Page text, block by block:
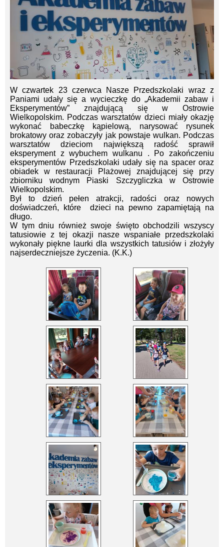
W czwartek 23 czerwca Nasze Przedszkolaki wraz z
Paniami udały się a wycieczkę do „Akademii zabaw i
Eksperymentów” znajdującą się w Ostrowie
Wielkopolskim. Podczas warsztatów dzieci miały okazję
wykonać babeczkę kąpielową, narysować rysunek
brokatowy oraz zobaczyły jak powstaje wulkan. Podczas
warsztatów dzieciom największą radość sprawił
eksperyment z wybuchem wulkanu . Po zakończeniu
eksperymentów Przedszkolaki udały się na spacer oraz
obiadek w restauracji Plażowej znajdującej się przy
zbiorniku wodnym Piaski Szczygliczka w Ostrowie
Wielkopolskim.
Był to dzień pełen atrakcji, radości oraz nowych
doświadczeń, które dzieci na pewno zapamiętają na
długo.
W tym dniu również swoje święto obchodzili wszyscy
tatusiowie z tej okazji nasze wspaniałe przedszkolaki
wykonały piękne laurki dla wszystkich tatusiów i złożyły
najserdeczniejsze życzenia. (K.K.)